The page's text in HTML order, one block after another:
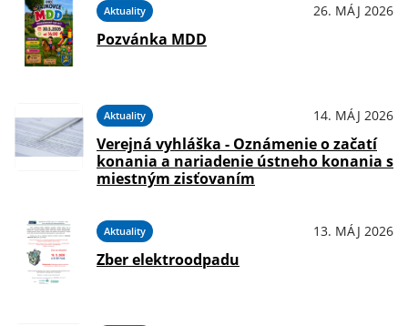
Aktuality 26. MÁJ 2026
Pozvánka MDD
Aktuality 14. MÁJ 2026
Verejná vyhláška - Oznámenie o začatí
konania a nariadenie ústneho konania s
miestným zisťovaním
Aktuality 13. MÁJ 2026
Zber elektroodpadu